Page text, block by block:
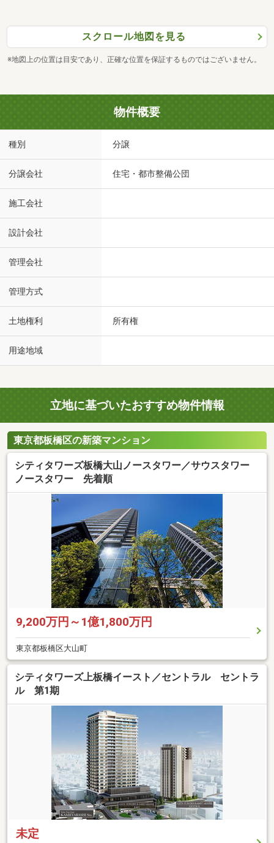
スクロール地図を見る
※地図上の位置は目安であり、正確な位置を保証するものではございません。
物件概要
種別 分譲
分譲会社 住宅・都市整備公団
施工会社
設計会社
管理会社
管理方式
土地権利 所有権
用途地域
立地に基づいたおすすめ物件情報
東京都板橋区の新築マンション
シティタワーズ板橋大山ノースタワー／サウスタワー
ノースタワー 先着順
9,200万円～1億1,800万円
東京都板橋区大山町
シティタワーズ上板橋イースト／セントラル セントラ
ル 第1期
未定